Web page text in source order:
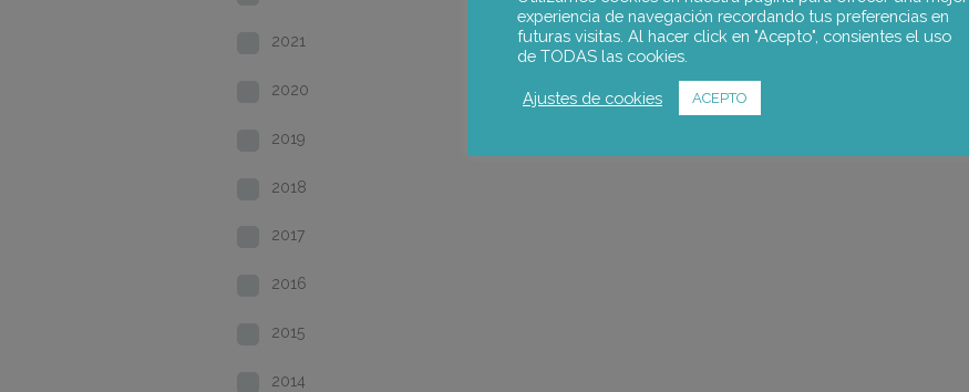
2021
2020
2019
2018
2017
2016
2015
2014
experiencia de navegación recordando tus preferencias en
futuras visitas. Al hacer click en "Acepto", consientes el uso
de TODAS las cookies.
Ajustes de cookies ACEPTO